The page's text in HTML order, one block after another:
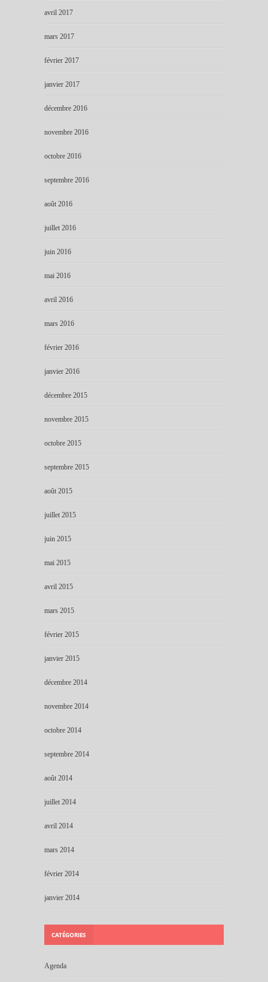
avril 2017
mars 2017
février 2017
janvier 2017
décembre 2016
novembre 2016
octobre 2016
septembre 2016
août 2016
juillet 2016
juin 2016
mai 2016
avril 2016
mars 2016
février 2016
janvier 2016
décembre 2015
novembre 2015
octobre 2015
septembre 2015
août 2015
juillet 2015
juin 2015
mai 2015
avril 2015
mars 2015
février 2015
janvier 2015
décembre 2014
novembre 2014
octobre 2014
septembre 2014
août 2014
juillet 2014
avril 2014
mars 2014
février 2014
janvier 2014
CATÉGORIES
Agenda